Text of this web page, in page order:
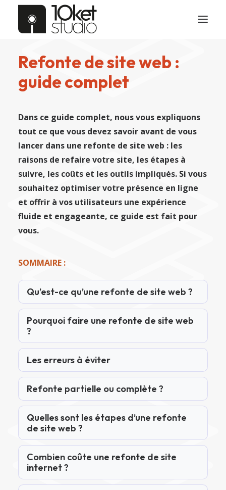
Refonte de site web :
guide complet
Dans ce guide complet, nous vous expliquons
tout ce que vous devez savoir avant de vous
lancer dans une refonte de site web : les
raisons de refaire votre site, les étapes à
suivre, les coûts et les outils impliqués. Si vous
souhaitez optimiser votre présence en ligne
et offrir à vos utilisateurs une expérience
fluide et engageante, ce guide est fait pour
vous.
SOMMAIRE :
Qu’est-ce qu’une refonte de site web ?
Pourquoi faire une refonte de site web
?
Les erreurs à éviter
Refonte partielle ou complète ?
Quelles sont les étapes d’une refonte
de site web ?
Combien coûte une refonte de site
internet ?